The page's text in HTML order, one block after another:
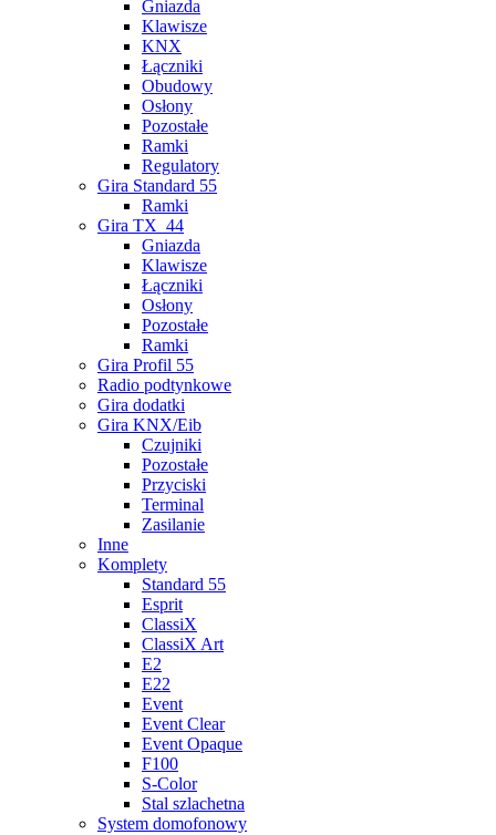
Gniazda
Klawisze
KNX
Łączniki
Obudowy
Osłony
Pozostałe
Ramki
Regulatory
Gira Standard 55
Ramki
Gira TX_44
Gniazda
Klawisze
Łączniki
Osłony
Pozostałe
Ramki
Gira Profil 55
Radio podtynkowe
Gira dodatki
Gira KNX/Eib
Czujniki
Pozostałe
Przyciski
Terminal
Zasilanie
Inne
Komplety
Standard 55
Esprit
ClassiX
ClassiX Art
E2
E22
Event
Event Clear
Event Opaque
F100
S-Color
Stal szlachetna
System domofonowy